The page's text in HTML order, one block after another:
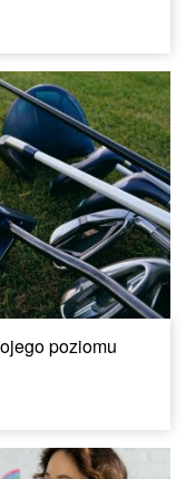
poziomu